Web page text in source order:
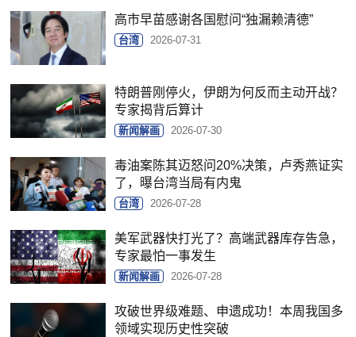
高市早苗感谢各国慰问“独漏赖清德”
台湾 2026-07-31
特朗普刚停火，伊朗为何反而主动开战？
专家揭背后算计
新闻解画 2026-07-30
毒油案陈其迈怒问20%决策，卢秀燕证实
了，曝台湾当局有内鬼
台湾 2026-07-28
美军武器快打光了？高端武器库存告急，
专家最怕一事发生
新闻解画 2026-07-28
攻破世界级难题、申遗成功！本周我国多
领域实现历史性突破